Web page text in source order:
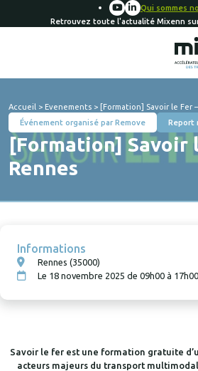
Qui sommes
Retrouvez toute l'actualité Mixenn
Accueil > Evenements > [Formation] Savoir le Fer
Événement organisé par Remove
Report
[Formation] Savoir
Rennes
Informations
Rennes (35000)
Le 18 novembre 2025 de 09h00 à 17h00
Savoir le fer est une formation gratuite
acteurs majeurs du transport